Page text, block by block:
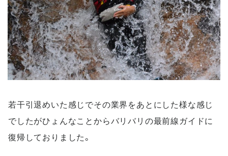
若干引退めいた感じでその業界をあとにした様な感じ
でしたがひょんなことからバリバリの最前線ガイドに
復帰しておりました。